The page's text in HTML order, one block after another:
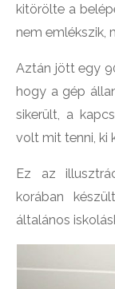
kitörölte a
nem emlékszik,
Aztán jött egy
hogy a gép
sikerült, a
volt mit tenni, ki
Ez az
korában
általános